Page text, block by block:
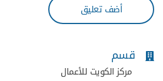
أضف تعليق
قسم
مركز الكويت للأعمال